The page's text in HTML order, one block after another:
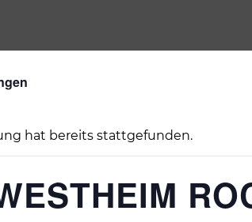
hat bereits stattgefunden.